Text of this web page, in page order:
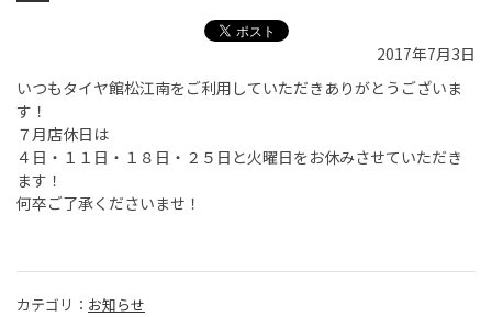
2017年7月3日
いつもタイヤ館松江南をご利用していただきありがとうございま
す！
７月店休日は
４日・１１日・１８日・２５日と火曜日をお休みさせていただき
ます！
何卒ご了承くださいませ！
カテゴリ： お知らせ